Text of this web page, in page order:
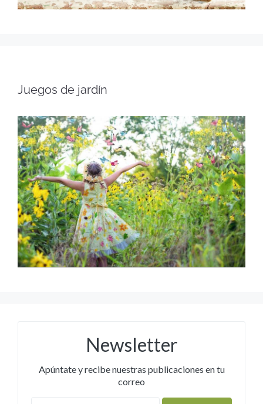
Juegos de jardín
Newsletter
Apúntate y recibe nuestras publicaciones en tu
correo